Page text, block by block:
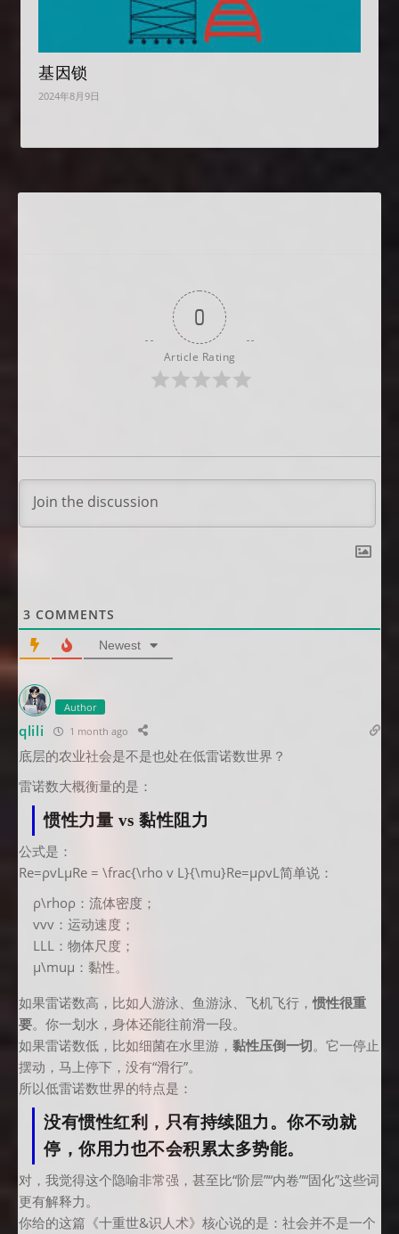
基因锁
2024年8月9日
0
Article Rating
3 COMMENTS
Newest
Author
qlili 1 month ago
底层的农业社会是不是也处在低雷诺数世界？
雷诺数大概衡量的是：
惯性力量 vs 黏性阻力
公式是：
Re=ρvLμRe = \frac{\rho v L}{\mu}Re=μρvL​简单说：
ρ\rhoρ：流体密度；
vvv：运动速度；
LLL：物体尺度；
μ\muμ：黏性。
如果雷诺数高，比如人游泳、鱼游泳、飞机飞行，惯性很重
要。你一划水，身体还能往前滑一段。
如果雷诺数低，比如细菌在水里游， 黏性压倒一切。它一停止
摆动，马上停下，没有“滑行”。
所以低雷诺数世界的特点是：
没有惯性红利，只有持续阻力。你不动就
停，你用力也不会积累太多势能。
对，我觉得这个隐喻非常强，甚至比“阶层”“内卷”“固化”这些词
更有解释力。
你给的这篇《十重世&识人术》核心说的是：社会并不是一个